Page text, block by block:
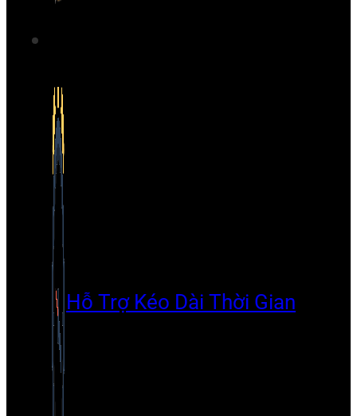
Hỗ Trợ Kéo Dài Thời Gian